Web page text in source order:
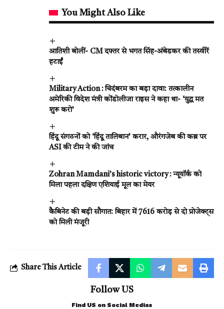
You Might Also Like
आतिशी बोलीं- CM दफ्तर से भगत सिंह-अंबेडकर की तस्वीरें
हटाईं
Military Action : चिदंबरम का बड़ा दावा: तत्कालीन
अमेरिकी विदेश मंत्री कोंडोलीजा राइस ने कहा था- ‘युद्ध मत
शुरू करो’
हिंदू संगठनों को ‘हिंदू तालिबान’ करार, औरंगजेब की कब्र पर
ASI की टीम ने की जांच
Zohran Mamdani’s historic victory : न्यूयॉर्क को
मिला पहला दक्षिण एशियाई मूल का मेयर
कैबिनेट की बड़ी सौगात: बिहार में ₹7616 करोड़ से दो प्रोजेक्ट्स
को मिली मंजूरी
Share This Article
Follow US
Find US on Social Medias